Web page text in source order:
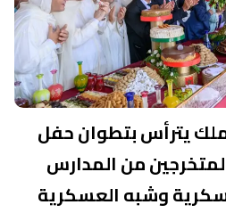
يترأس بتطوان حفل
من المدارس
وشبه العسكرية